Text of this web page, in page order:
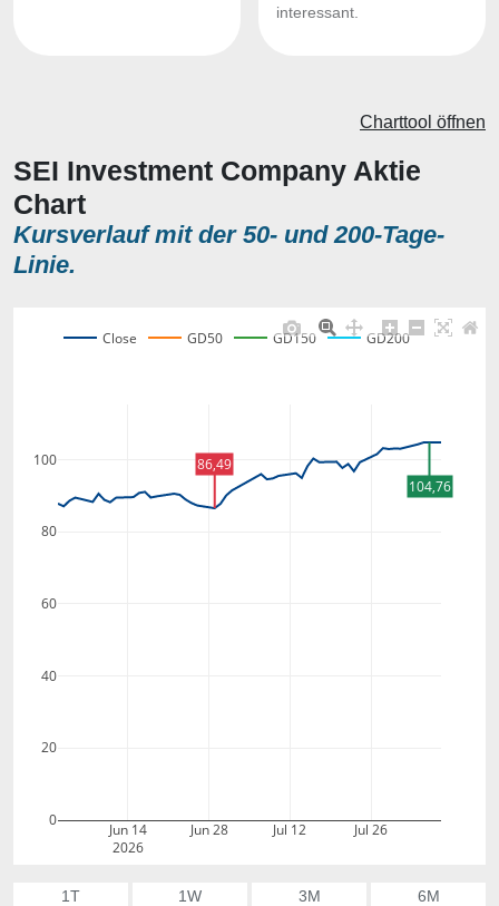
interessant.
SEI Investment Company Aktie
Chart
Kursverlauf mit der 50- und 200-Tage-
Linie.
Charttool öffnen
Jun 14
2026
Jun 28 Jul 12 Jul 26
0
20
40
60
80
100
Close GD50 GD150 GD200
104,76
86,49
1T 1W 3M 6M